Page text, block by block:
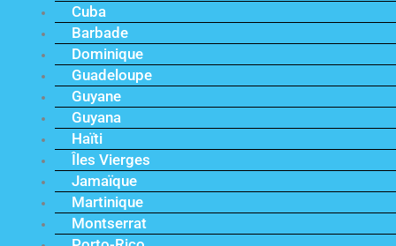
Cuba
Barbade
Dominique
Guadeloupe
Guyane
Guyana
Haïti
Îles Vierges
Jamaïque
Martinique
Montserrat